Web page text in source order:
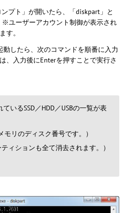
プト」が開いたら、「diskpart」と
※ユーザーアカウント制御が表示され
す。
動したら、次のコマンドを順番に入力
、入力後にEnterを押すことで実行さ
いるSSD／HDD／USBの一覧が表
モリのディスク番号です。）
ィションも全て消去されます。）